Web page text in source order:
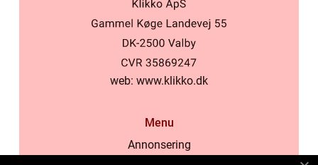
web: www.klikko.dk
Menu
Annonsering